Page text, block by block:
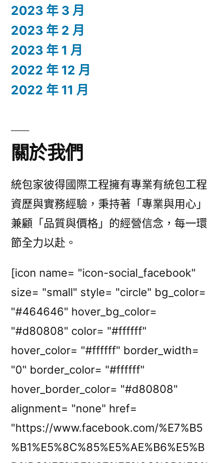
2023 年 3 月
2023 年 2 月
2023 年 1 月
2022 年 12 月
2022 年 11 月
關於我們
統包家彼得國際工程擁有專業有統包工程
資歷與實務經驗，秉持著「專業與用心」
兼顧「品質與價格」的經營信念，每一環
節全力以赴。
[icon name= "icon-social_facebook"
size= "small" style= "circle" bg_color=
"#464646" hover_bg_color=
"#d80808" color= "#ffffff"
hover_color= "#ffffff" border_width=
"0" border_color= "#ffffff"
hover_border_color= "#d80808"
alignment= "none" href=
"https://www.facebook.com/%E7%B5
%B1%E5%8C%85%E5%AE%B6%E5%B